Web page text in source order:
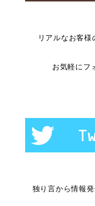
リアルなお客
お気軽にフ
独り言から情報